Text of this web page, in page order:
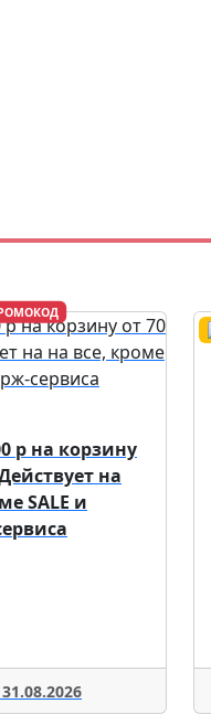
р на корзину
на
SALE и
31.08.2026